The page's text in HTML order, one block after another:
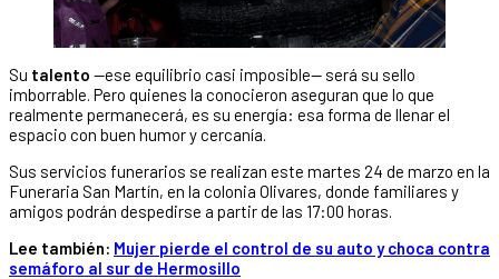
Su talento —ese equilibrio casi imposible— será su sello
imborrable. Pero quienes la conocieron aseguran que lo que
realmente permanecerá, es su energía: esa forma de llenar el
espacio con buen humor y cercanía.
Sus servicios funerarios se realizan este martes 24 de marzo en la
Funeraria San Martín, en la colonia Olivares, donde familiares y
amigos podrán despedirse a partir de las 17:00 horas.
Lee también: Mujer pierde el control de su auto y choca contra
semáforo al sur de Hermosillo